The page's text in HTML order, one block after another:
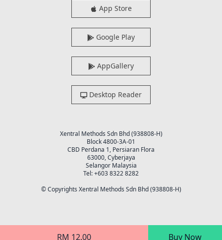
RM 12.00 Buy Now
App Store
Google Play
AppGallery
Desktop Reader
Xentral Methods Sdn Bhd (938808-H)
Block 4800-3A-01
CBD Perdana 1, Persiaran Flora
63000, Cyberjaya
Selangor Malaysia
Tel: +603 8322 8282
© Copyrights Xentral Methods Sdn Bhd (938808-H)